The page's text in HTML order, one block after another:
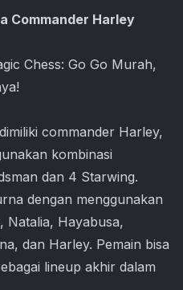
Commander Harley
Chess: Go Go Murah,
commander Harley,
kombinasi
dan 4 Starwing.
dengan menggunakan
Natalia, Hayabusa,
dan Harley. Pemain bisa
lineup akhir dalam